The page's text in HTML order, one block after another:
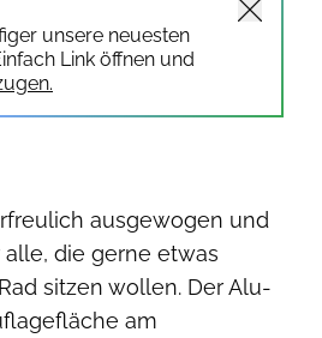
unsere neuesten
Link öffnen und
ausgewogen und
die gerne etwas
sitzen wollen. Der Alu-
am